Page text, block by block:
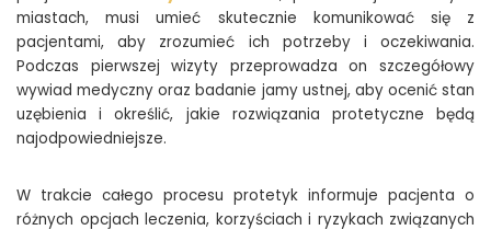
miastach, musi umieć skutecznie komunikować się z
pacjentami, aby zrozumieć ich potrzeby i oczekiwania.
Podczas pierwszej wizyty przeprowadza on szczegółowy
wywiad medyczny oraz badanie jamy ustnej, aby ocenić stan
uzębienia i określić, jakie rozwiązania protetyczne będą
najodpowiedniejsze.
W trakcie całego procesu protetyk informuje pacjenta o
różnych opcjach leczenia, korzyściach i ryzykach związanych